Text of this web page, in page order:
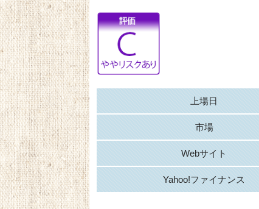
上場日
市場
Webサイト
Yahoo!ファイナンス